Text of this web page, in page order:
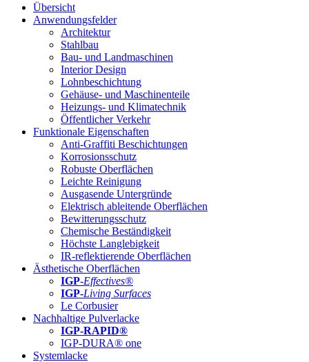
Übersicht
Anwendungsfelder
Architektur
Stahlbau
Bau- und Landmaschinen
Interior Design
Lohnbeschichtung
Gehäuse- und Maschinenteile
Heizungs- und Klimatechnik
Öffentlicher Verkehr
Funktionale Eigenschaften
Anti-Graffiti Beschichtungen
Korrosionsschutz
Robuste Oberflächen
Leichte Reinigung
Ausgasende Untergründe
Elektrisch ableitende Oberflächen
Bewitterungsschutz
Chemische Beständigkeit
Höchste Langlebigkeit
IR-reflektierende Oberflächen
Ästhetische Oberflächen
IGP-Effectives®
IGP-Living Surfaces
Le Corbusier
Nachhaltige Pulverlacke
IGP-RAPID®
IGP-DURA® one
Systemlacke